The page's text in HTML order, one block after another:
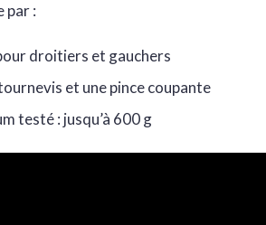
par :
droitiers et gauchers
et une pince coupante
testé : jusqu’à 600 g